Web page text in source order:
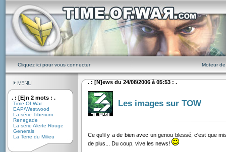
Cliquez ici pour vous connecter Moteur
. : [E]n 2 mots : .
Time Of War
EAP/Westwood
La série Tiberium
Renegade
La série Alerte Rouge
Generals
La Terre du Milieu
. : [N]ews du 24/08/2006 à 05:53 : .
Les images sur TOW
Ce qu'il y a de bien avec un genou blessé, c'est que
de plus... Du coup, vive les news!